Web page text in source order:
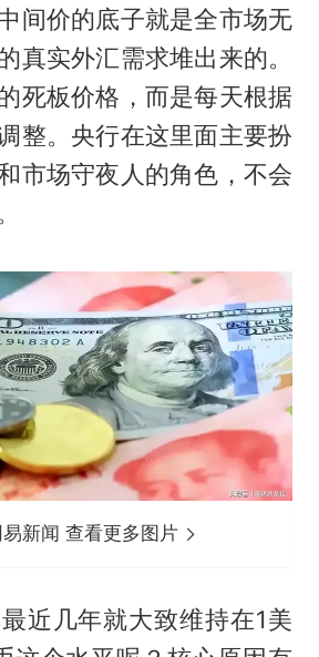
间价的底子就是全市场无
真实外汇需求堆出来的。
死板价格，而是每天根据
整。央行在这里面主要扮
市场守夜人的角色，不会
新闻 查看更多图片
近几年就大致维持在1美